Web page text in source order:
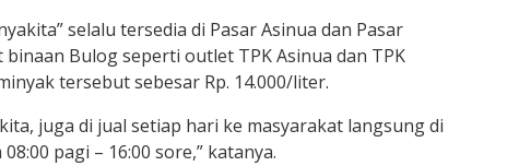
selalu tersedia di Pasar Asinua dan Pasar
Bulog seperti outlet TPK Asinua dan TPK
tersebut sebesar Rp. 14.000/liter.
juga di jual setiap hari ke masyarakat langsung di
pagi – 16:00 sore,” katanya.